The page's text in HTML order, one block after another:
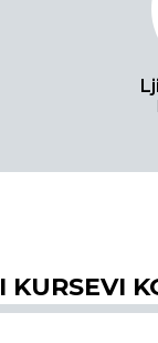
KURSEVI